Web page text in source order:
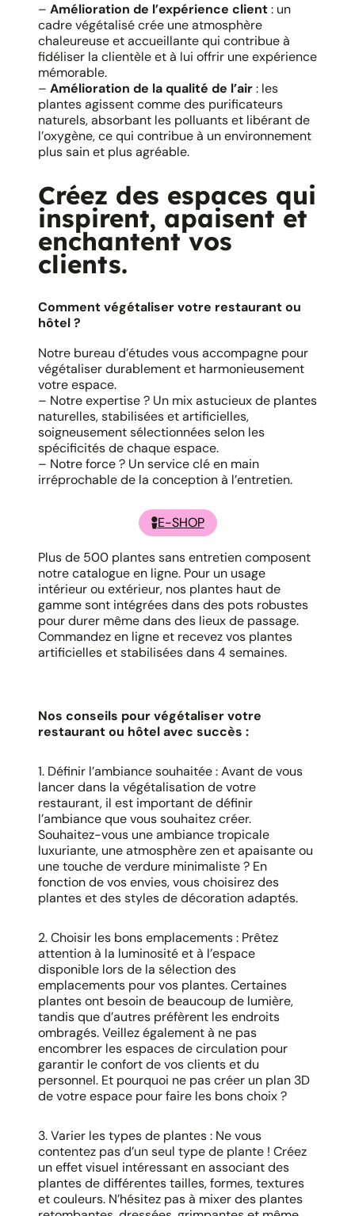
– Amélioration de l’expérience client: un
cadre végétalisé crée une atmosphère
chaleureuse et accueillante qui contribue à
fidéliser la clientèle et à lui offrir une expérience
mémorable.
– Amélioration de la qualité de l’air: les
plantes agissent comme des purificateurs
naturels, absorbant les polluants et libérant de
l’oxygène, ce qui contribue à un environnement
plus sain et plus agréable.
Créez des espaces qui
inspirent, apaisent et
enchantent vos
clients.
Comment végétaliser votre restaurant ou
hôtel ?
Notre bureau d’études vous accompagne pour
végétaliser durablement et harmonieusement
votre espace.
– Notre expertise ? Un mix astucieux de plantes
naturelles, stabilisées et artificielles,
soigneusement sélectionnées selon les
spécificités de chaque espace.
– Notre force ? Un service clé en main
irréprochable de la conception à l’entretien.
E-SHOP
Plus de 500 plantes sans entretien composent
notre catalogue en ligne. Pour un usage
intérieur ou extérieur, nos plantes haut de
gamme sont intégrées dans des pots robustes
pour durer même dans des lieux de passage.
Commandez en ligne et recevez vos plantes
artificielles et stabilisées dans 4 semaines.
Nos conseils pour végétaliser votre
restaurant ou hôtel avec succès :
1. Définir l’ambiance souhaitée : Avant de vous
lancer dans la végétalisation de votre
restaurant, il est important de définir
l’ambiance que vous souhaitez créer.
Souhaitez-vous une ambiance tropicale
luxuriante, une atmosphère zen et apaisante ou
une touche de verdure minimaliste ? En
fonction de vos envies, vous choisirez des
plantes et des styles de décoration adaptés.
2. Choisir les bons emplacements : Prêtez
attention à la luminosité et à l’espace
disponible lors de la sélection des
emplacements pour vos plantes. Certaines
plantes ont besoin de beaucoup de lumière,
tandis que d’autres préfèrent les endroits
ombragés. Veillez également à ne pas
encombrer les espaces de circulation pour
garantir le confort de vos clients et du
personnel. Et pourquoi ne pas créer un plan 3D
de votre espace pour faire les bons choix ?
3. Varier les types de plantes : Ne vous
contentez pas d’un seul type de plante ! Créez
un effet visuel intéressant en associant des
plantes de différentes tailles, formes, textures
et couleurs. N’hésitez pas à mixer des plantes